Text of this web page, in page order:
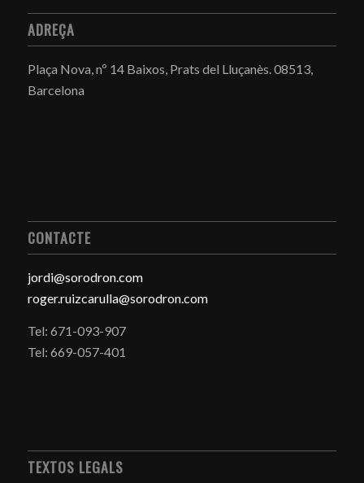
ADREÇA
Plaça Nova, nº 14 Baixos, Prats del Lluçanès.08513,
Barcelona
CONTACTE
jordi@sorodron.com
roger.ruizcarulla@sorodron.com
Tel: 671-093-907
Tel: 669-057-401
TEXTOS LEGALS